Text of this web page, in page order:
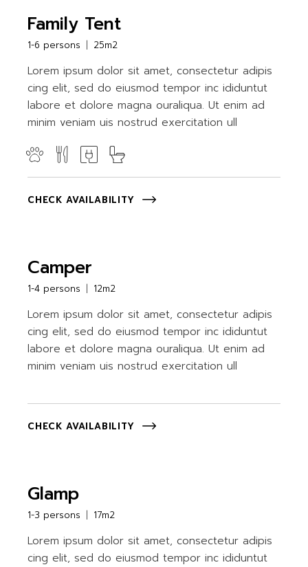
Family Tent
1-6 persons 25m2
Lorem ipsum dolor sit amet, consectetur adipis
cing elit, sed do eiusmod tempor inc ididuntut
labore et dolore magna ouraliqua. Ut enim ad
minim veniam uis nostrud exercitation ull
CHECK AVAILABILITY
Camper
1-4 persons 12m2
Lorem ipsum dolor sit amet, consectetur adipis
cing elit, sed do eiusmod tempor inc ididuntut
labore et dolore magna ouraliqua. Ut enim ad
minim veniam uis nostrud exercitation ull
CHECK AVAILABILITY
Glamp
1-3 persons 17m2
Lorem ipsum dolor sit amet, consectetur adipis
cing elit, sed do eiusmod tempor inc ididuntut